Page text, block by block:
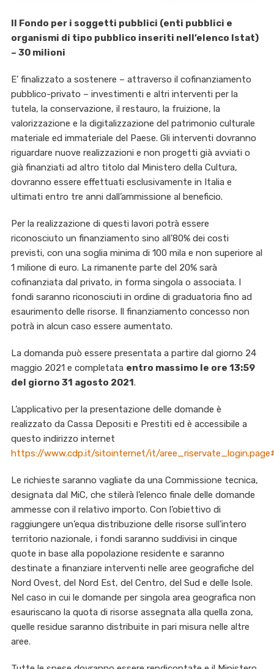
Il Fondo per i soggetti pubblici (enti pubblici e
organismi di tipo pubblico inseriti nell’elenco Istat)
– 30 milioni
E’ finalizzato a sostenere – attraverso il cofinanziamento
pubblico-privato – investimenti e altri interventi per la
tutela, la conservazione, il restauro, la fruizione, la
valorizzazione e la digitalizzazione del patrimonio culturale
materiale ed immateriale del Paese. Gli interventi dovranno
riguardare nuove realizzazioni e non progetti già avviati o
già finanziati ad altro titolo dal Ministero della Cultura,
dovranno essere effettuati esclusivamente in Italia e
ultimati entro tre anni dall’ammissione al beneficio.
Per la realizzazione di questi lavori potrà essere
riconosciuto un finanziamento sino all’80% dei costi
previsti, con una soglia minima di 100 mila e non superiore al
1 milione di euro. La rimanente parte del 20% sarà
cofinanziata dal privato, in forma singola o associata. I
fondi saranno riconosciuti in ordine di graduatoria fino ad
esaurimento delle risorse. Il finanziamento concesso non
potrà in alcun caso essere aumentato.
La domanda può essere presentata a partire dal giorno 24
maggio 2021 e completata entro massimo le ore 13:59
del giorno 31 agosto 2021.
L’applicativo per la presentazione delle domande è
realizzato da Cassa Depositi e Prestiti ed è accessibile a
questo indirizzo internet
https://www.cdp.it/sitointernet/it/
Le richieste saranno vagliate da una Commissione tecnica,
designata dal MiC, che stilerà l’elenco finale delle domande
ammesse con il relativo importo. Con l’obiettivo di
raggiungere un’equa distribuzione delle risorse sull’intero
territorio nazionale, i fondi saranno suddivisi in cinque
quote in base alla popolazione residente e saranno
destinate a finanziare interventi nelle aree geografiche del
Nord Ovest, del Nord Est, del Centro, del Sud e delle Isole.
Nel caso in cui le domande per singola area geografica non
esauriscano la quota di risorse assegnata alla quella zona,
quelle residue saranno distribuite in pari misura nelle altre
aree.